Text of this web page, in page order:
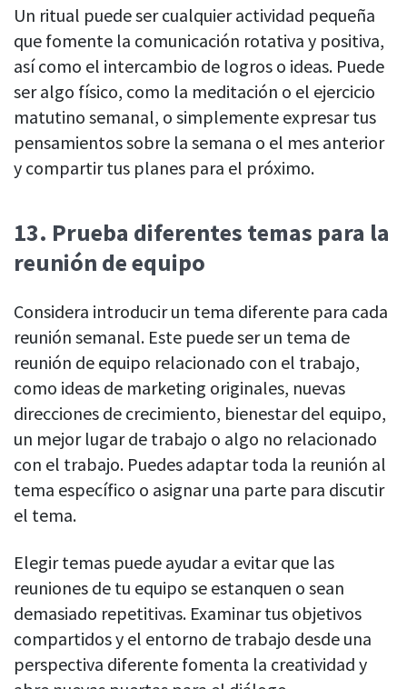
Un ritual puede ser cualquier actividad pequeña
que fomente la comunicación rotativa y positiva,
así como el intercambio de logros o ideas. Puede
ser algo físico, como la meditación o el ejercicio
matutino semanal, o simplemente expresar tus
pensamientos sobre la semana o el mes anterior
y compartir tus planes para el próximo.
13. Prueba diferentes temas para la
reunión de equipo
Considera introducir un tema diferente para cada
reunión semanal. Este puede ser un tema de
reunión de equipo relacionado con el trabajo,
como ideas de marketing originales, nuevas
direcciones de crecimiento, bienestar del equipo,
un mejor lugar de trabajo o algo no relacionado
con el trabajo. Puedes adaptar toda la reunión al
tema específico o asignar una parte para discutir
el tema.
Elegir temas puede ayudar a evitar que las
reuniones de tu equipo se estanquen o sean
demasiado repetitivas. Examinar tus objetivos
compartidos y el entorno de trabajo desde una
perspectiva diferente fomenta la creatividad y